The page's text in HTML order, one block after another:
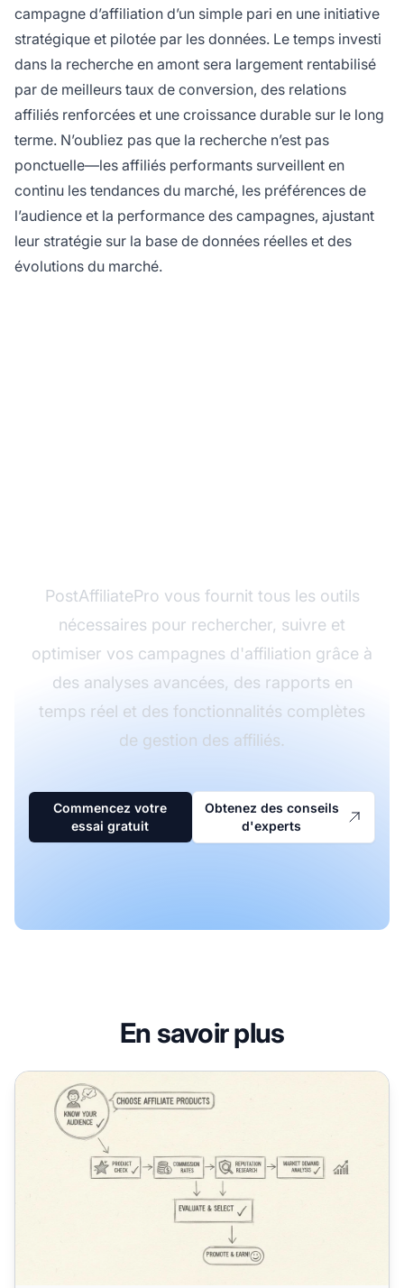
campagne d’affiliation d’un simple pari en une initiative
stratégique et pilotée par les données. Le temps investi
dans la recherche en amont sera largement rentabilisé
par de meilleurs taux de conversion, des relations
affiliés renforcées et une croissance durable sur le long
terme. N’oubliez pas que la recherche n’est pas
ponctuelle—les affiliés performants surveillent en
continu les tendances du marché, les préférences de
l’audience et la performance des campagnes, ajustant
leur stratégie sur la base de données réelles et des
évolutions du marché.
PostAffiliatePro vous fournit tous les outils
nécessaires pour rechercher, suivre et
optimiser vos campagnes d'affiliation grâce à
des analyses avancées, des rapports en
temps réel et des fonctionnalités complètes
de gestion des affiliés.
Commencez votre
essai gratuit
Obtenez des conseils
d'experts
En savoir plus
Comment choisir les bons produits d'affiliation à